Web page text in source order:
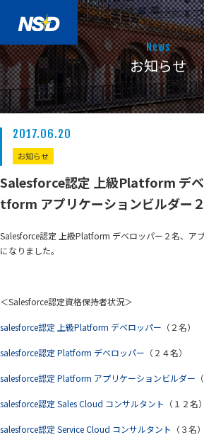
News
お知らせ
2017.06.20
お知らせ
Salesforce認定 上級Platform デ
tform アプリケーションビルダー２
Salesforce認定 上級Platform デベロッパー２名、ア
になりました。
＜Salesforce認定資格保持者状況＞
salesforce認定 上級Platform デベロッパー （２名）
salesforce認定 Platform デベロッパー （２４名）
salesforce認定 Platform アプリケーションビルダー
salesforce認定 Sales Cloud コンサルタント （１２名）
salesforce認定 Service Cloud コンサルタント （３名）